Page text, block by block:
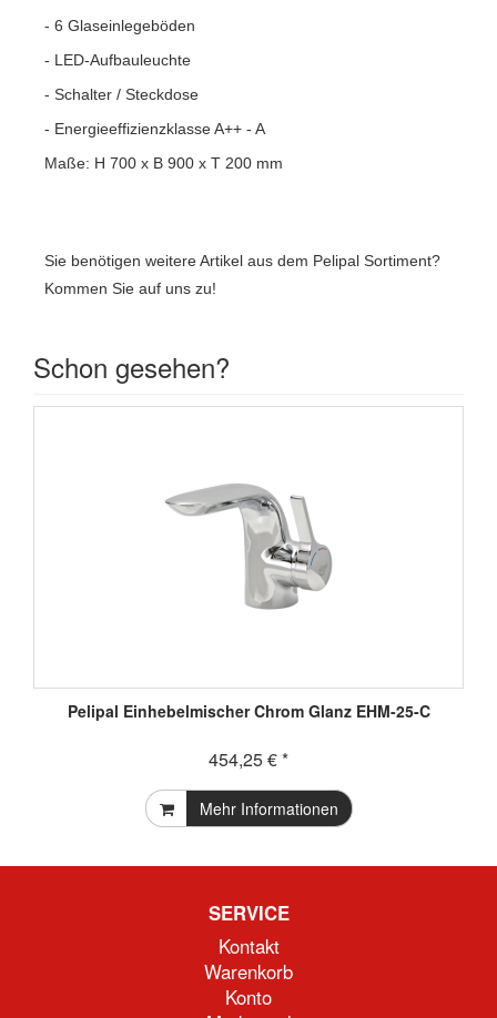
- 6 Glaseinlegeböden
- LED-Aufbauleuchte
- Schalter / Steckdose
- Energieeffizienzklasse A++ - A
Maße: H 700 x B 900 x T 200 mm
Sie benötigen weitere Artikel aus dem Pelipal Sortiment?
Kommen Sie auf uns zu!
Schon gesehen?
Pelipal Einhebelmischer Chrom Glanz EHM-25-C
454,25 € *
Mehr Informationen
SERVICE
Kontakt
Warenkorb
Konto